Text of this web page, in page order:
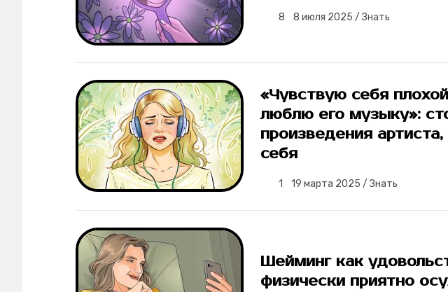
8 8 июля 2025 / Знать
«Чувствую себя
люблю его музыку»:
произведения
себя
1 19 марта 2025 / Знать
Шейминг как
физически приятно